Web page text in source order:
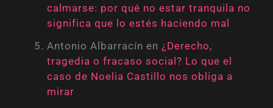
calmarse: por qué no estar tranquila no
significa que lo estés haciendo mal
Antonio Albarracín en¿Derecho,
tragedia o fracaso social? Lo que el
caso de Noelia Castillo nos obliga a
mirar